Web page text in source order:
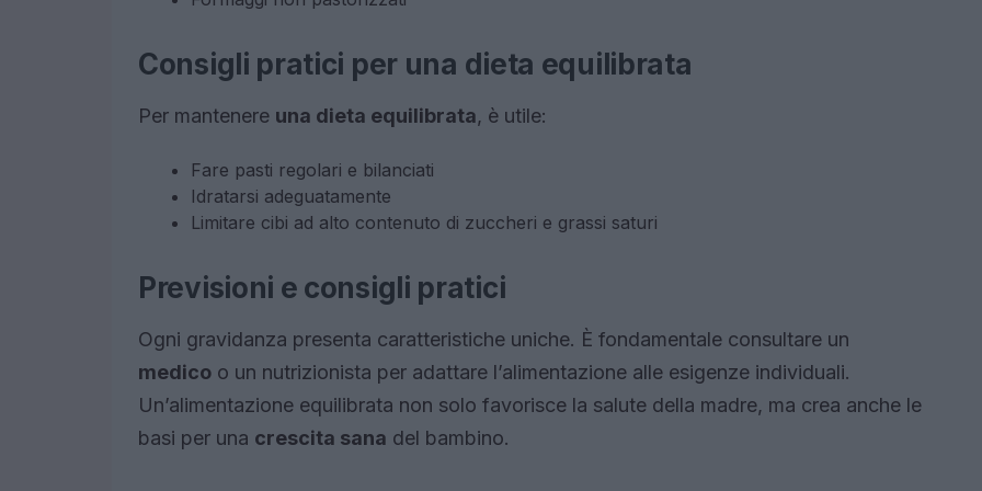
Consigli pratici per una dieta equilibrata
Per mantenere una dieta equilibrata, è utile:
Fare pasti regolari e bilanciati
Idratarsi adeguatamente
Limitare cibi ad alto contenuto di zuccheri e grassi saturi
Previsioni e consigli pratici
Ogni gravidanza presenta caratteristiche uniche. È fondamentale consultare un
medico o un nutrizionista per adattare l’alimentazione alle esigenze individuali.
Un’alimentazione equilibrata non solo favorisce la salute della madre, ma crea anche le
basi per una crescita sana del bambino.